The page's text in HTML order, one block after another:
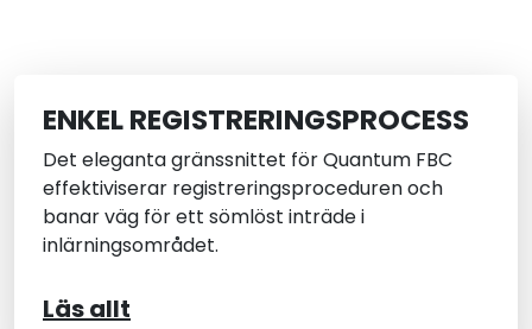
ENKEL REGISTRERINGSPROCESS
Det eleganta gränssnittet för Quantum FBC
effektiviserar registreringsproceduren och
banar väg för ett sömlöst inträde i
inlärningsområdet.
Läs allt